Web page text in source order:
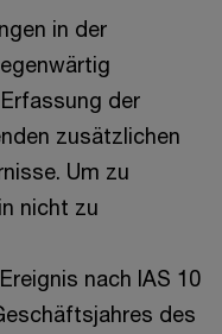
in der
der
zusätzlichen
Um zu
nicht zu
nach IAS 10
des